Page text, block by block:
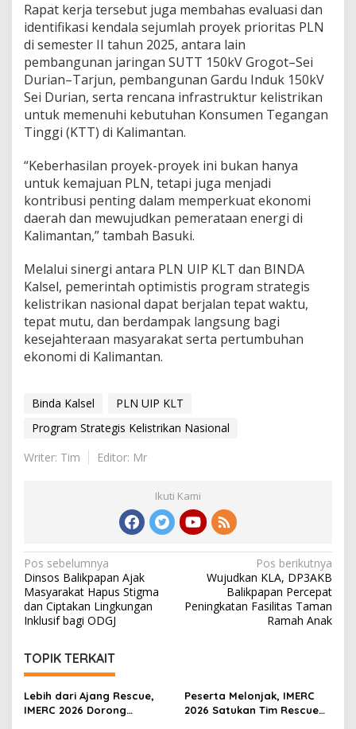
Rapat kerja tersebut juga membahas evaluasi dan
identifikasi kendala sejumlah proyek prioritas PLN
di semester II tahun 2025, antara lain
pembangunan jaringan SUTT 150kV Grogot–Sei
Durian–Tarjun, pembangunan Gardu Induk 150kV
Sei Durian, serta rencana infrastruktur kelistrikan
untuk memenuhi kebutuhan Konsumen Tegangan
Tinggi (KTT) di Kalimantan.
“Keberhasilan proyek-proyek ini bukan hanya
untuk kemajuan PLN, tetapi juga menjadi
kontribusi penting dalam memperkuat ekonomi
daerah dan mewujudkan pemerataan energi di
Kalimantan,” tambah Basuki.
Melalui sinergi antara PLN UIP KLT dan BINDA
Kalsel, pemerintah optimistis program strategis
kelistrikan nasional dapat berjalan tepat waktu,
tepat mutu, dan berdampak langsung bagi
kesejahteraan masyarakat serta pertumbuhan
ekonomi di Kalimantan.
Binda Kalsel
PLN UIP KLT
Program Strategis Kelistrikan Nasional
Writer: Tim
Editor: Mr
Ikuti Kami
Navigasi
pos
Pos sebelumnya
Dinsos Balikpapan Ajak
Masyarakat Hapus Stigma
dan Ciptakan Lingkungan
Inklusif bagi ODGJ
Pos berikutnya
Wujudkan KLA, DP3AKB
Balikpapan Percepat
Peningkatan Fasilitas Taman
Ramah Anak
TOPIK TERKAIT
Lebih dari Ajang Rescue,
IMERC 2026 Dorong
Peserta Melonjak, IMERC
2026 Satukan Tim Rescue